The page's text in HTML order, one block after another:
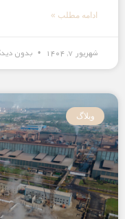
ادامه مطلب »
شهریور ۷, ۱۴۰۴ بدون
وبلاگ